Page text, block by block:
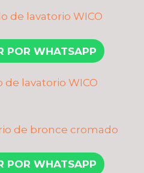
POR WHATSAPP
lavatorio WICO
POR WHATSAPP